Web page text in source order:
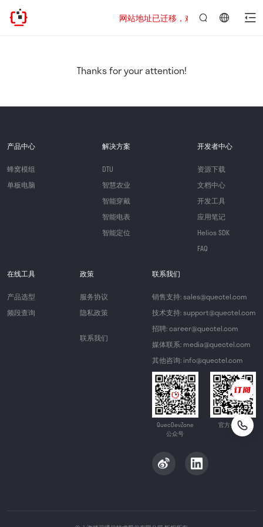
网站地址已迁移，欢迎访问新址：
Thanks for your attention!
产品中心
蜂窝模组
单板电脑
解决方案
DTU
智慧农业
智能穿戴
智能电表
智能定位
开发者中心
资源下载
文档中心
开发工具
应用笔记
Helios SDK
FAQ
在线工具
产品选型
频段查询
政策
服务协议
隐私政策
联系我们
联系我们
销售支持: sales@quectel.com
技术支持: support@quectel.com
招聘: career@quectel.com
媒体联系: media@quectel.com
其他咨询: info@quectel.com
QuecDevZone
公众号
官方公众号